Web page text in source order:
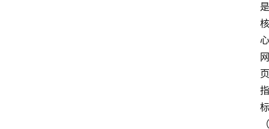
是
核
心
网
页
指
标
（